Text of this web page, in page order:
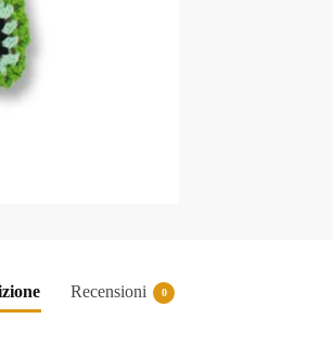
Recensioni 0